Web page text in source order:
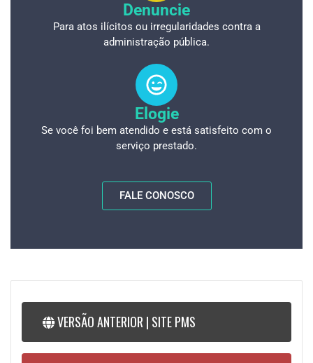
Denuncie
Para atos ilícitos ou irregularidades contra a
administração pública.
Elogie
Se você foi bem atendido e está satisfeito com o
serviço prestado.
FALE CONOSCO
VERSÃO ANTERIOR | SITE PMS